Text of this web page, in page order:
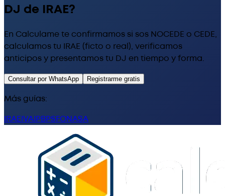
DJ de IRAE?
En Calculame te confirmamos si sos NOCEDE o CEDE,
calculamos tu IRAE (ficto o real), verificamos
anticipos y presentamos tu DJ en tiempo y forma.
Consultar por WhatsApp Registrarme gratis
Más guías:
IRAEIVAIPBPSFONASA